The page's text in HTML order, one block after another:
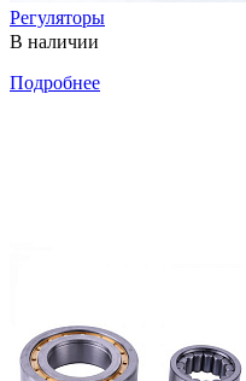
Регуляторы
В наличии
Подробнее